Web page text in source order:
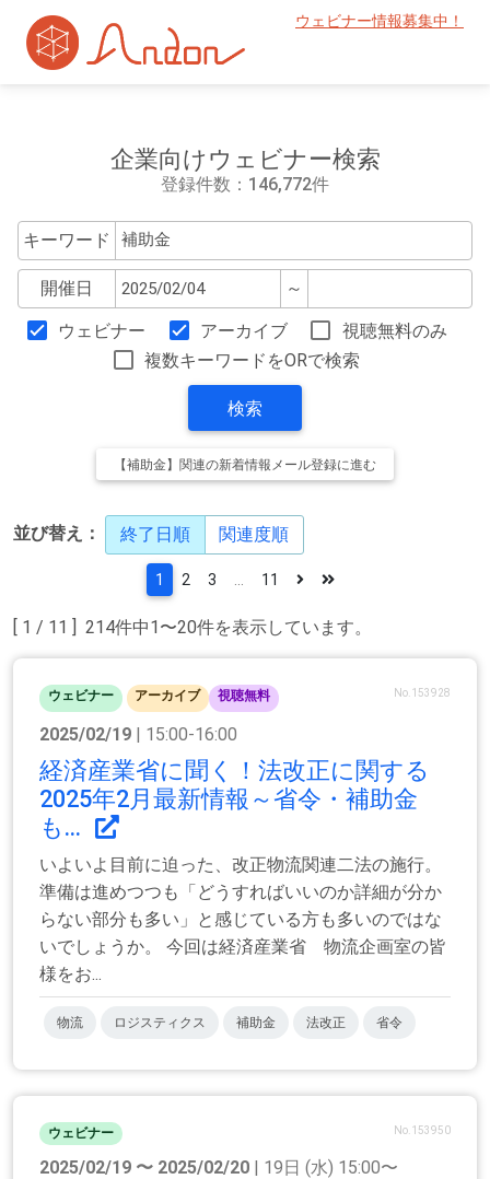
ウェビナー情報募集中！
企業向けウェビナー検索
登録件数：146,772件
キーワード
開催日 ～
ウェビナー アーカイブ
視聴無料のみ
複数キーワードをORで検索
検索
【補助金】関連の新着情報メール登録に進む
並び替え： 終了日順 関連度順
[ 1 / 11 ] 214件中1〜20件を表示しています。
1 2 3 11
ウェビナー アーカイブ 視聴無料 No.153928
2025/02/19 | 15:00-16:00
経済産業省に聞く！法改正に関する
2025年2月最新情報～省令・補助金
も...
いよいよ目前に迫った、改正物流関連二法の施行。
準備は進めつつも「どうすればいいのか詳細が分か
らない部分も多い」と感じている方も多いのではな
いでしょうか。 今回は経済産業省 物流企画室の皆
様をお...
物流 ロジスティクス 補助金 法改正 省令
ウェビナー No.153950
2025/02/19 〜 2025/02/20 | 19日 (水) 15:00〜